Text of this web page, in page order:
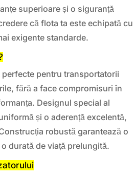
superioare și o siguranță
că flota ta este echipată cu
exigente standarde.
perfecte pentru transportatorii
fără a face compromisuri în
Designul special al
și o aderență excelentă,
robustă garantează o
durată de viață prelungită.